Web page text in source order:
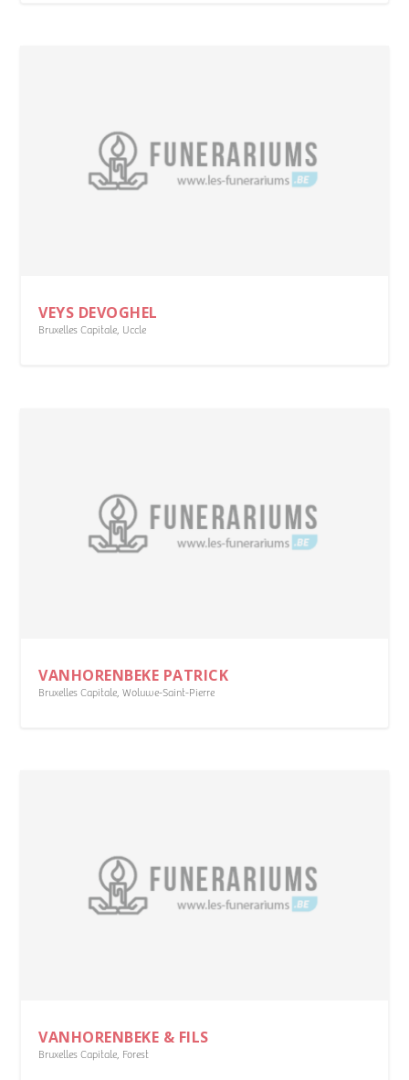
VEYS DEVOGHEL
Bruxelles Capitale, Uccle
VANHORENBEKE PATRICK
Bruxelles Capitale,Woluwe-Saint-Pierre
VANHORENBEKE & FILS
Bruxelles Capitale, Forest